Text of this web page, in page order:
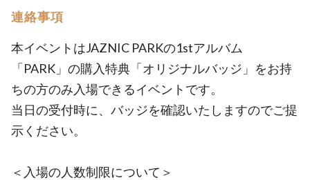
連絡事項
本イベントはJAZNIC PARKの1stアルバム
「PARK」の購入特典「オリジナルバッジ」をお持
ちの方のみ入場できるイベントです。
当日の受付時に、バッジを確認いたしますのでご提
示ください。
＜入場の人数制限について＞